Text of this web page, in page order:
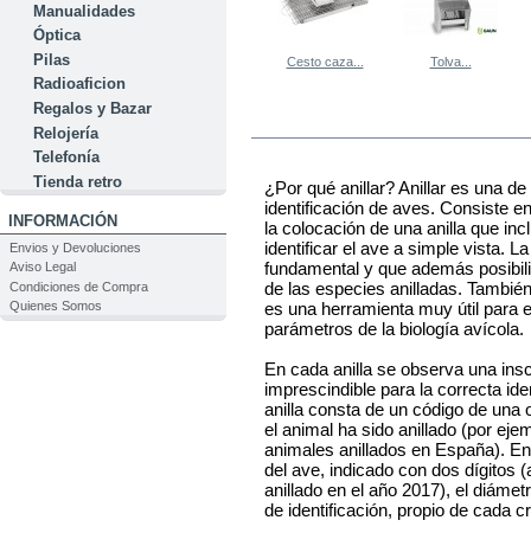
Manualidades
Óptica
Pilas
Radioaficion
Regalos y Bazar
Relojería
Telefonía
Tienda retro
INFORMACIÓN
Envios y Devoluciones
Aviso Legal
Condiciones de Compra
Quienes Somos
Cesto caza... Tolva...
¿Por qué anillar? Anillar es una
identificación de aves. Consiste
la colocación de una anilla que
identificar el ave a simple vista.
fundamental y que además
de las especies anilladas.
es una herramienta muy útil para
parámetros de la biología avícola.
En cada anilla se observa una
imprescindible para la correcta
anilla consta de un código de una
el animal ha sido anillado (por
animales anillados en España).
del ave, indicado con dos dígitos
anillado en el año 2017), el
de identificación, propio de cada